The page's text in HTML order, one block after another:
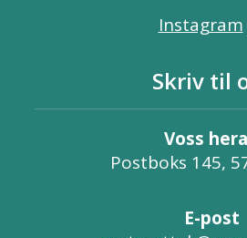
Instagram
Skriv til
Voss
Postboks 145,
E-post